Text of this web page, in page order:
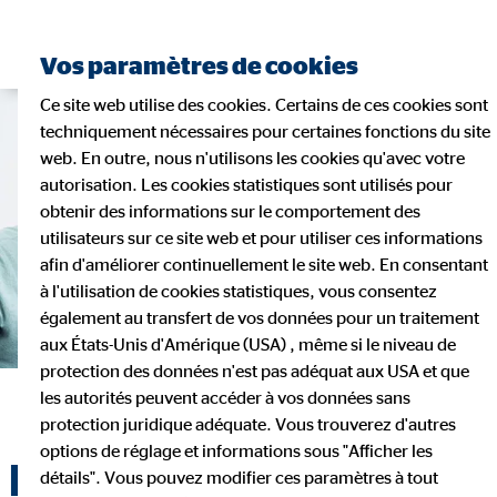
Les avantages de ton
Vos paramètres de cookies
Ce site web utilise des cookies. Certains de ces cookies sont
techniquement nécessaires pour certaines fonctions du site
web. En outre, nous n'utilisons les cookies qu'avec votre
autorisation. Les cookies statistiques sont utilisés pour
obtenir des informations sur le comportement des
utilisateurs sur ce site web et pour utiliser ces informations
afin d'améliorer continuellement le site web. En consentant
à l'utilisation de cookies statistiques, vous consentez
également au transfert de vos données pour un traitement
aux États-Unis d'Amérique (USA) , même si le niveau de
protection des données n'est pas adéquat aux USA et que
les autorités peuvent accéder à vos données sans
protection juridique adéquate. Vous trouverez d'autres
options de réglage et informations sous "Afficher les
détails". Vous pouvez modifier ces paramètres à tout